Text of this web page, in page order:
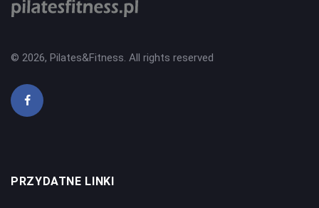
© 2026, Pilates&Fitness. All rights reserved
PRZYDATNE LINKI